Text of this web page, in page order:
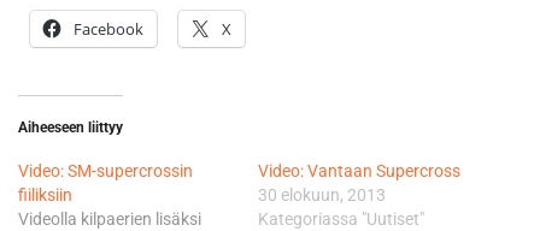
Facebook X
Aiheeseen liittyy
Video: SM-supercrossin
fiiliksiin
Videolla kilpaerien lisäksi
Video: Vantaan Supercross
30 elokuun, 2013
Kategoriassa "Uutiset"